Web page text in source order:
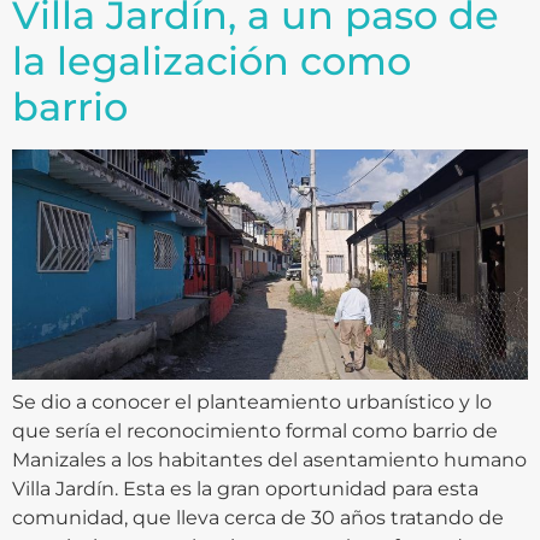
Villa Jardín, a un paso de
la legalización como
barrio
Se dio a conocer el planteamiento urbanístico y lo
que sería el reconocimiento formal como barrio de
Manizales a los habitantes del asentamiento humano
Villa Jardín. Esta es la gran oportunidad para esta
comunidad, que lleva cerca de 30 años tratando de